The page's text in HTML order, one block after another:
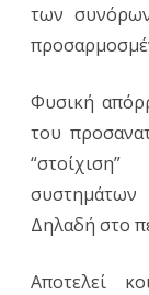
των
Φυσική
του
συστημάτων
Δηλαδή στο
Αποτελεί